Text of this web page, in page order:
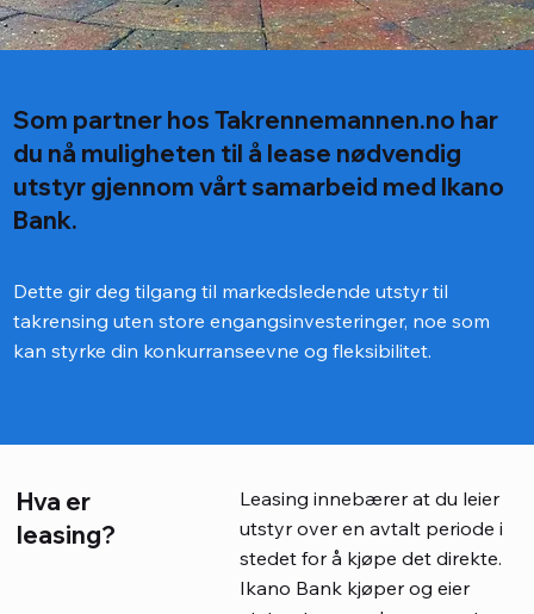
Som partner hos Takrennemannen.no har
du nå muligheten til å lease nødvendig
utstyr gjennom vårt samarbeid med Ikano
Bank.
Dette gir deg tilgang til markedsledende utstyr til
takrensing uten store engangsinvesteringer, noe som
kan styrke din konkurranseevne og fleksibilitet.
Hva er
leasing?
Leasing innebærer at du leier
utstyr over en avtalt periode i
stedet for å kjøpe det direkte.
Ikano Bank kjøper og eier